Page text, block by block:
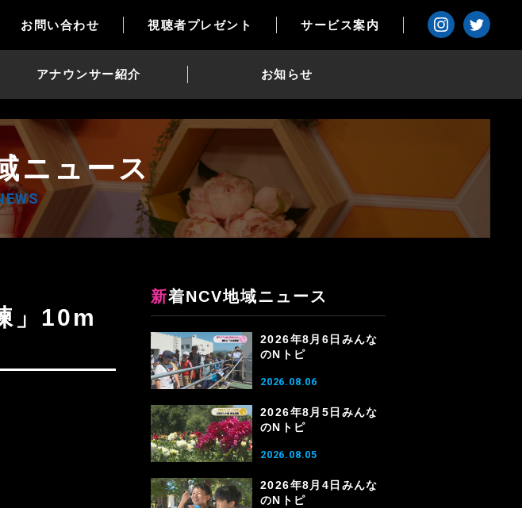
お問い合わせ 視聴者プレゼント サービス案内
アナウンサー紹介 お知らせ
ニュース
新着NCV地域ニュース
2026年8月6日みんな
のNトピ
2026.08.06
2026年8月5日みんな
のNトピ
2026.08.05
2026年8月4日みんな
のNトピ